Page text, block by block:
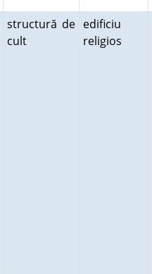
structură de
cult
edificiu
religios